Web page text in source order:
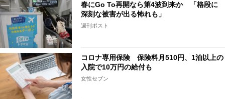
春にGo To再開なら第4波到来か 「格段に
深刻な被害が出る怖れも」
週刊ポスト
コロナ専用保険 保険料月510円、1泊以上の
入院で10万円の給付も
女性セブン